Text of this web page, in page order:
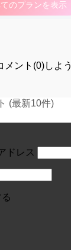
数:0 test
のプランを表示
メント(0)しよう
(最新10件)
ドレス